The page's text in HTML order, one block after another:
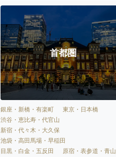
首都圏
銀座・新橋・有楽町
東京・日本橋
渋谷・恵比寿・代官山
新宿・代々木・大久保
池袋・高田馬場・早稲田
目黒・白金・五反田
原宿・表参道・青山